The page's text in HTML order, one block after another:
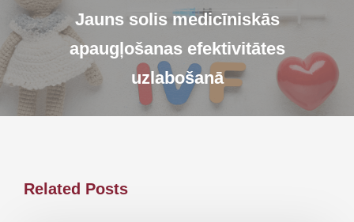
Jauns solis medicīniskās
apaugļošanas efektivitātes
uzlabošanā
Related Posts